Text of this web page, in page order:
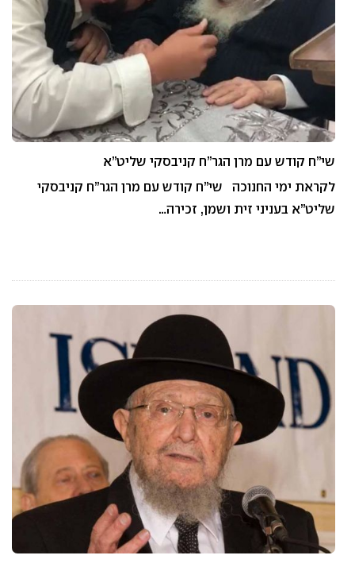
שי”ח קודש עם מרן הגר”ח קניבסקי שליט”א
לקראת ימי החנוכה שי”ח קודש עם מרן הגר”ח קניבסקי
שליט”א בעניני זית ושמן, זכירה…